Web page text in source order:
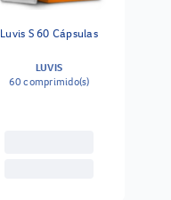
Luvis S 60 Cápsulas
LUVIS
60 comprimido(s)